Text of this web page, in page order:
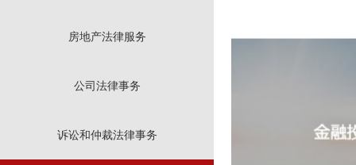
房地产法律服务
公司法律事务
诉讼和仲裁法律事务